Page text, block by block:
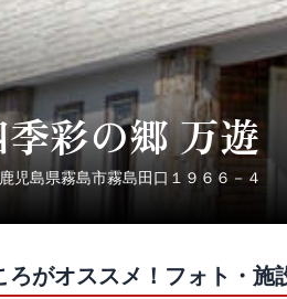
彩の郷 万遊
児島県霧島市霧島田口１９６６－４
ろがオススメ！フォト・施